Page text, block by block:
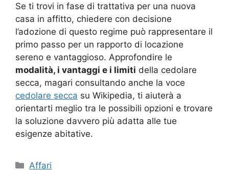
Se ti trovi in fase di trattativa per una nuova
casa in affitto, chiedere con decisione
l’adozione di questo regime può rappresentare il
primo passo per un rapporto di locazione
sereno e vantaggioso. Approfondire le
modalità, i vantaggi e i limiti della cedolare
secca, magari consultando anche la voce
cedolare secca su Wikipedia, ti aiuterà a
orientarti meglio tra le possibili opzioni e trovare
la soluzione davvero più adatta alle tue
esigenze abitative.
Categorie
Affari